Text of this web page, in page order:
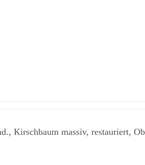
Kirschbaum massiv, restauriert,